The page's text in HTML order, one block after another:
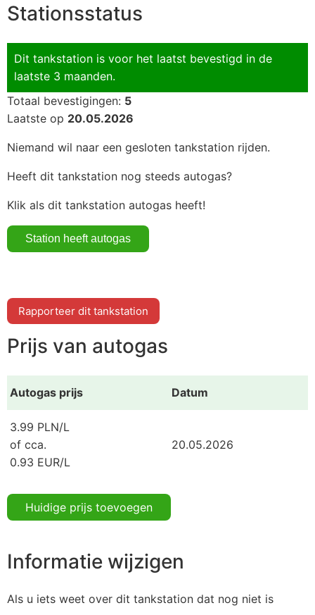
Stationsstatus
Dit tankstation is voor het laatst bevestigd in de
laatste 3 maanden.
Totaal bevestigingen: 5
Laatste op 20.05.2026
Niemand wil naar een gesloten tankstation rijden.
Heeft dit tankstation nog steeds autogas?
Klik als dit tankstation autogas heeft!
Rapporteer dit tankstation
Prijs van autogas
Autogas prijs Datum
3.99 PLN/L
of cca.
0.93 EUR/L
20.05.2026
Huidige prijs toevoegen
Informatie wijzigen
Als u iets weet over dit tankstation dat nog niet is